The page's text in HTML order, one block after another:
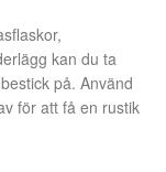
kan du ta
på. Använd
för att få en rustik